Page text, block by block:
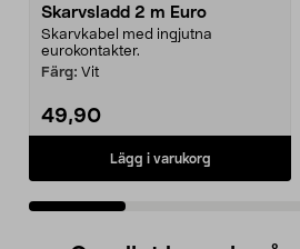
Skarvsladd 2 m Euro
Skarvkabel med ingjutna
eurokontakter.
Färg: Vit
49,90
Lägg i varukorg